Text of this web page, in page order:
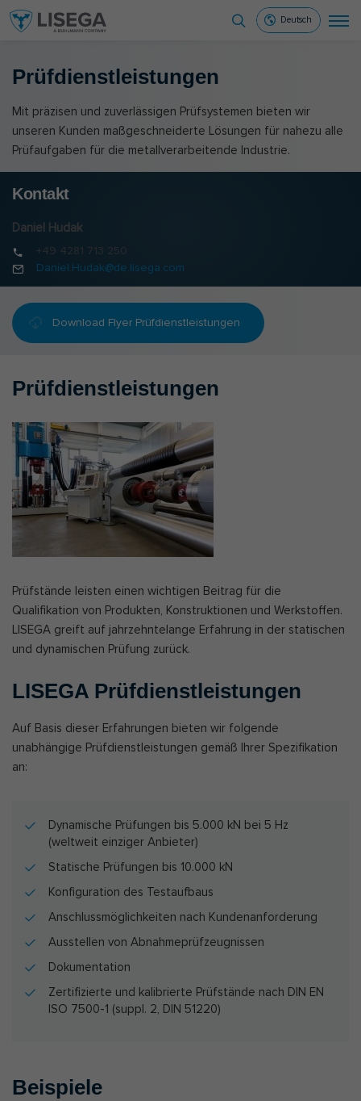
Deutsch
Prüf­dienst­leis­tun­gen
Mit präzisen und zuverlässigen Prüfsystemen bieten wir
unseren Kunden maßgeschneiderte Lösungen für nahezu alle
Prüfaufgaben für die metallverarbeitende Industrie.
Kontakt
Daniel Hudak
+49 4281 713 250
Daniel.Hudak@de.lisega.com
Download Flyer Prüfdienstleistungen
Prüfdienstleistungen
Prüfstände leisten einen wichtigen Beitrag für die
Qualifikation von Produkten, Konstruktionen und Werkstoffen.
LISEGA greift auf jahrzehntelange Erfahrung in der statischen
und dynamischen Prüfung zurück.
LISEGA Prüfdienstleistungen
Auf Basis dieser Erfahrungen bieten wir folgende
unabhängige Prüfdienstleistungen gemäß Ihrer Spezifikation
an:
Dynamische Prüfungen bis 5.000 kN bei 5 Hz
(weltweit einziger Anbieter)
Statische Prüfungen bis 10.000 kN
Konfiguration des Testaufbaus
Anschlussmöglichkeiten nach Kundenanforderung
Ausstellen von Abnahmeprüfzeugnissen
Dokumentation
Zertifizierte und kalibrierte Prüfstände nach DIN EN
ISO 7500-1 (suppl. 2, DIN 51220)
Beispiele